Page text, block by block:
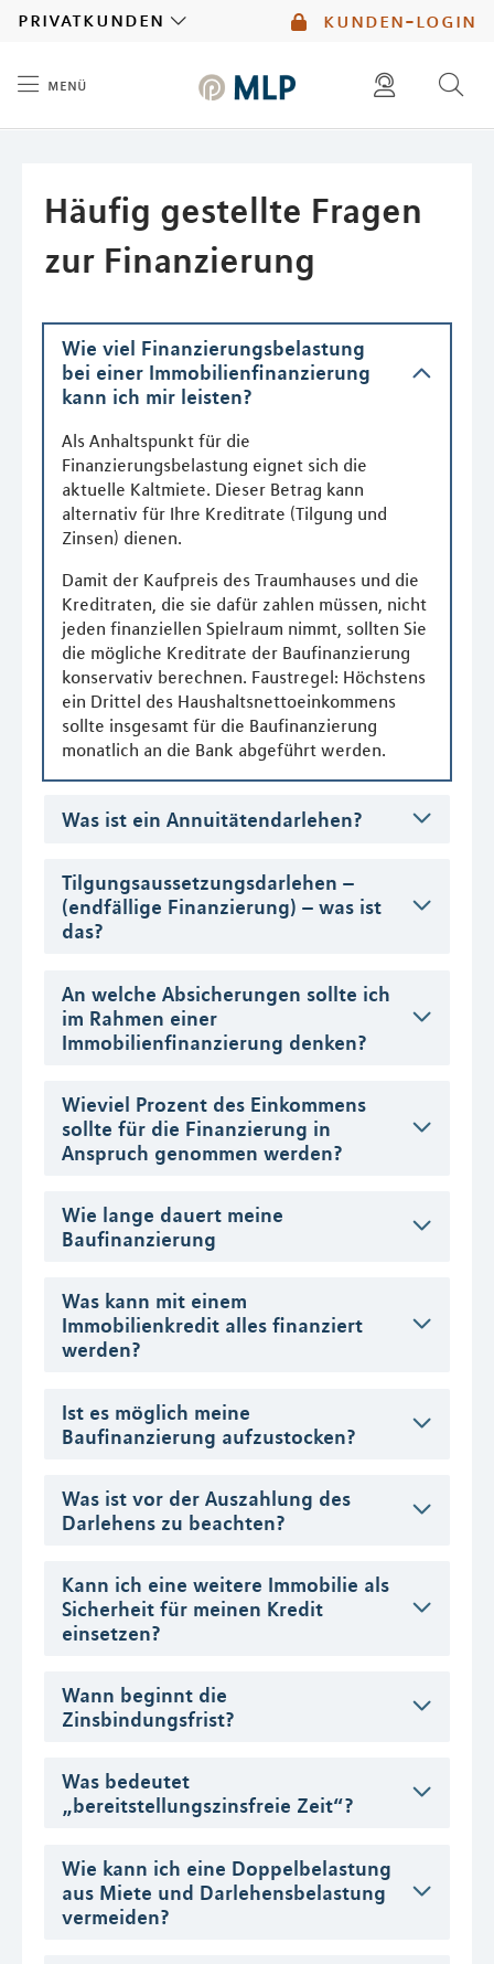
kunden-login
privatkunden
menü
Häufig gestellte Fragen
zur Finanzierung
Wie viel Finanzierungsbelastung
bei einer Immobilienfinanzierung
kann ich mir leisten?
Als Anhaltspunkt für die
Finanzierungsbelastung eignet sich die
aktuelle Kaltmiete. Dieser Betrag kann
alternativ für Ihre Kreditrate (Tilgung und
Zinsen) dienen.
Damit der Kaufpreis des Traumhauses und die
Kreditraten, die sie dafür zahlen müssen, nicht
jeden finanziellen Spielraum nimmt, sollten Sie
die mögliche Kreditrate der Baufinanzierung
konservativ berechnen. Faustregel: Höchstens
ein Drittel des Haushaltsnettoeinkommens
sollte insgesamt für die Baufinanzierung
monatlich an die Bank abgeführt werden.
Was ist ein Annuitätendarlehen?
Tilgungsaussetzungsdarlehen –
(endfällige Finanzierung) – was ist
das?
An welche Absicherungen sollte ich
im Rahmen einer
Immobilienfinanzierung denken?
Wieviel Prozent des Einkommens
sollte für die Finanzierung in
Anspruch genommen werden?
Wie lange dauert meine
Baufinanzierung
Was kann mit einem
Immobilienkredit alles finanziert
werden?
Ist es möglich meine
Baufinanzierung aufzustocken?
Was ist vor der Auszahlung des
Darlehens zu beachten?
Kann ich eine weitere Immobilie als
Sicherheit für meinen Kredit
einsetzen?
Wann beginnt die
Zinsbindungsfrist?
Was bedeutet
„bereitstellungszinsfreie Zeit“?
Wie kann ich eine Doppelbelastung
aus Miete und Darlehensbelastung
vermeiden?